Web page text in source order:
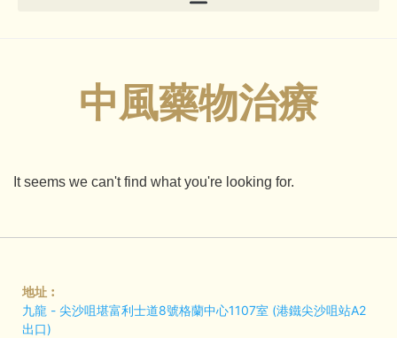
中風藥物治療
It seems we can't find what you're looking for.
地址︰
九龍 - 尖沙咀堪富利士道8號格蘭中心1107室 (港鐵尖沙咀站A2
出口)